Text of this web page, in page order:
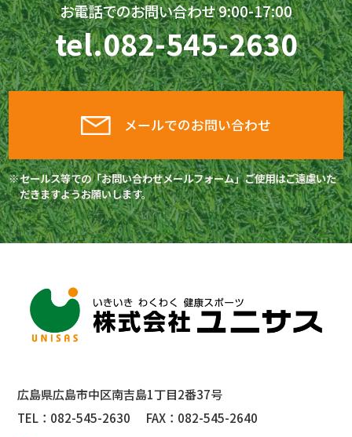
お電話でのお問い合わせ 9:00-17:00
tel.082-545-2630
メールでのお問い合わせ
セールス等での「お問い合わせメールフォーム」ご使用はご遠慮いた
だきますようお願いします。
広島県広島市中区南吉島1丁目2番37号
TEL： 082-545-2630 FAX： 082-545-2640